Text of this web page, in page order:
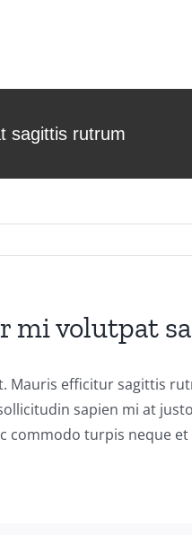
sagittis rutrum
mi volutpat
Mauris efficitur sagittis
sapien mi at
commodo turpis neque